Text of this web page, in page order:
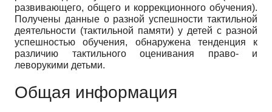
развивающего, общего и коррекционного обучения).
Получены данные о разной успешности тактильной
деятельности (тактильной памяти) у детей с разной
успешностью обучения, обнаружена тенденция к
различию тактильного оценивания право- и
леворукими детьми.
Общая информация